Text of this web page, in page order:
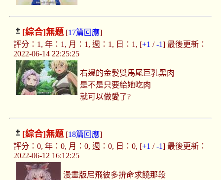
[綜合]無題[17篇回應]
評分：1, 年：1, 月：1, 週：1, 日：1, [+1 /-1] 最後更新：
2022-06-14 22:25:25
右邊的金髮雙馬尾巨乳黑肉
是不是只要給她吃肉
就可以做愛了?
[綜合]無題[18篇回應]
評分：0, 年：0, 月：0, 週：0, 日：0, [+1 /-1] 最後更新：
2022-06-12 16:12:25
漫畫版尼飛彼多拚命求饒那段